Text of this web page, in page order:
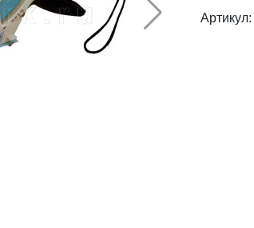
Артикул: